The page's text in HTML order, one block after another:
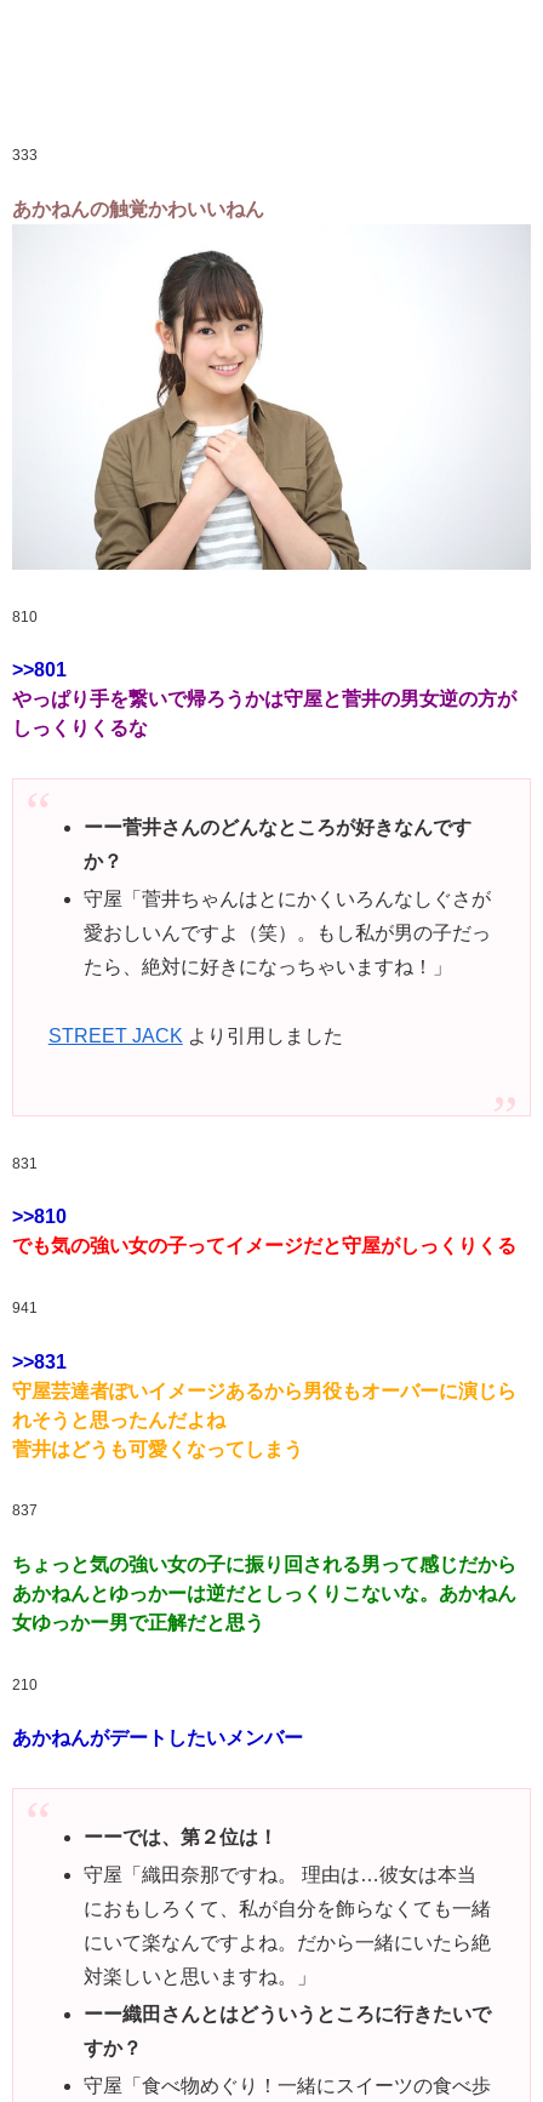
333
あかねんの触覚かわいいねん
810
>>801
やっぱり手を繋いで帰ろうかは守屋と菅井の男女逆の方が
しっくりくるな
ーー菅井さんのどんなところが好きなんです
か？
守屋 「菅井ちゃんはとにかくいろんなしぐさが
愛おしいんですよ（笑）。もし私が男の子だっ
たら、絶対に好きになっちゃいますね！」
STREET JACK より引用しました
831
>>810
でも気の強い女の子ってイメージだと守屋がしっくりくる
941
>>831
守屋芸達者ぽいイメージあるから男役もオーバーに演じら
れそうと思ったんだよね
菅井はどうも可愛くなってしまう
837
ちょっと気の強い女の子に振り回される男って感じだから
あかねんとゆっかーは逆だとしっくりこないな。あかねん
女ゆっかー男で正解だと思う
210
あかねんがデートしたいメンバー
ーーでは、第２位は！
守屋 「織田奈那ですね。 理由は…彼女は本当
におもしろくて、私が自分を飾らなくても一緒
にいて楽なんですよね。だから一緒にいたら絶
対楽しいと思いますね。」
ーー織田さんとはどういうところに行きたいで
すか？
守屋 「食べ物めぐり！一緒にスイーツの食べ歩